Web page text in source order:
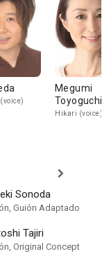
Megumi
Toyoguchi
Hikari (voice)
Sonoda
Guión Adaptado
Tajiri
Original Concept